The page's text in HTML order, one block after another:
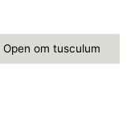
Open om tusculum